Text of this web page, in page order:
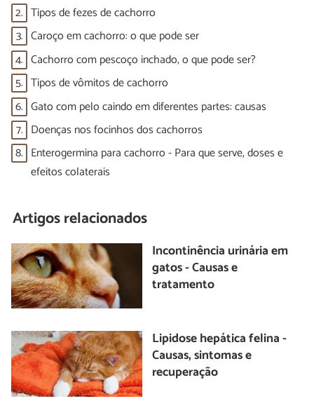
2. Tipos de fezes de cachorro
3. Caroço em cachorro: o que pode ser
4. Cachorro com pescoço inchado, o que pode ser?
5. Tipos de vômitos de cachorro
6. Gato com pelo caindo em diferentes partes: causas
7. Doenças nos focinhos dos cachorros
8. Enterogermina para cachorro - Para que serve, doses e
efeitos colaterais
Artigos relacionados
Incontinência urinária em
gatos - Causas e
tratamento
Lipidose hepática felina -
Causas, sintomas e
recuperação